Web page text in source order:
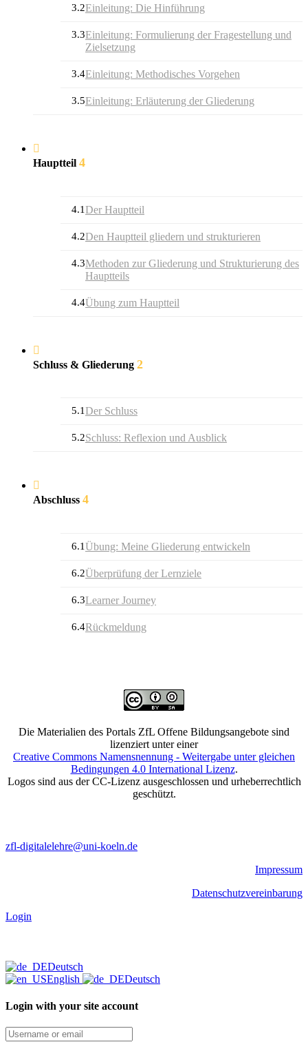
3.2Einleitung: Die Hinführung
3.3Einleitung: Formulierung der Fragestellung und
Zielsetzung
3.4Einleitung: Methodisches Vorgehen
3.5Einleitung: Erläuterung der Gliederung
Hauptteil 4
4.1Der Hauptteil
4.2Den Hauptteil gliedern und strukturieren
4.3Methoden zur Gliederung und Strukturierung des
Hauptteils
4.4Übung zum Hauptteil
Schluss & Gliederung 2
5.1Der Schluss
5.2Schluss: Reflexion und Ausblick
Abschluss 4
6.1Übung: Meine Gliederung entwickeln
6.2Überprüfung der Lernziele
6.3Learner Journey
6.4Rückmeldung
Die Materialien des Portals ZfL Offene Bildungsangebote sind
lizenziert unter einer
Creative Commons Namensnennung - Weitergabe unter gleichen
Bedingungen 4.0 International Lizenz.
Logos sind aus der CC-Lizenz ausgeschlossen und urheberrechtlich
geschützt.
zfl-digitalelehre@uni-koeln.de
Impressum
Datenschutzvereinbarung
Login
Deutsch
English
Deutsch
Login with your site account